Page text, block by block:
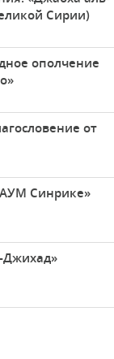
Сирии)
ополчение
от
Синрике»
Джихад»